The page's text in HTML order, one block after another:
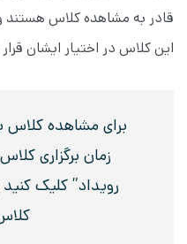
قادر به مشاهده کلاس هستند
این کلاس در اختیار ایشان
برای مشاهده کلاس
زمان برگزاری
رویداد” کلیک